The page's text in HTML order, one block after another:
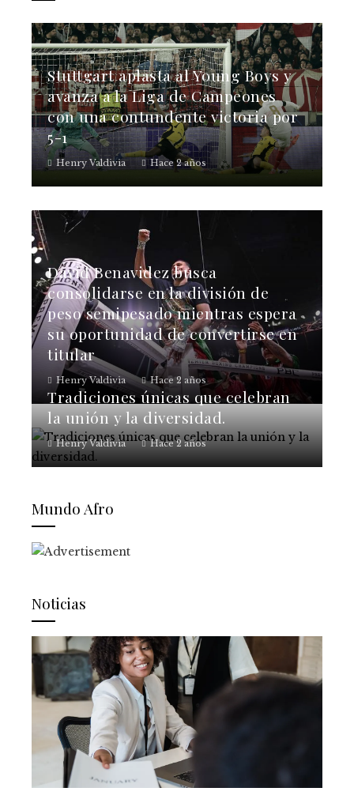
Stuttgart aplasta al Young Boys y
avanza a la Liga de Campeones
con una contundente victoria por
5-1
Henry Valdivia Hace 2 años
David Benavidez busca
consolidarse en la división de
peso semipesado mientras espera
su oportunidad de convertirse en
titular
Henry Valdivia Hace 2 años
Tradiciones únicas que celebran
la unión y la diversidad.
Henry Valdivia Hace 2 años
Mundo Afro
Noticias